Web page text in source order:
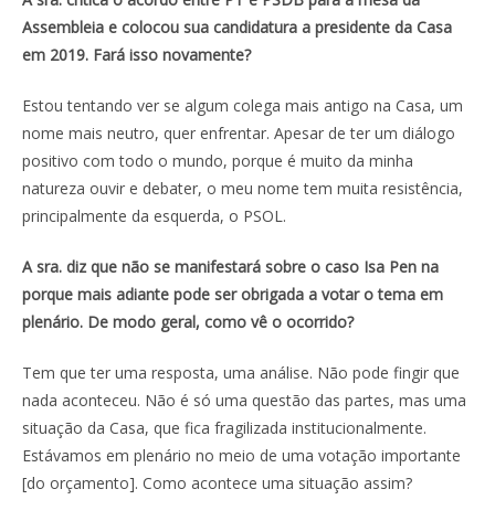
Assembleia e colocou sua candidatura a presidente da Casa
em 2019. Fará isso novamente?
Estou tentando ver se algum colega mais antigo na Casa, um
nome mais neutro, quer enfrentar. Apesar de ter um diálogo
positivo com todo o mundo, porque é muito da minha
natureza ouvir e debater, o meu nome tem muita resistência,
principalmente da esquerda, o PSOL.
A sra. diz que não se manifestará sobre o caso Isa Pen na
porque mais adiante pode ser obrigada a votar o tema em
plenário. De modo geral, como vê o ocorrido?
Tem que ter uma resposta, uma análise. Não pode fingir que
nada aconteceu. Não é só uma questão das partes, mas uma
situação da Casa, que fica fragilizada institucionalmente.
Estávamos em plenário no meio de uma votação importante
[do orçamento]. Como acontece uma situação assim?